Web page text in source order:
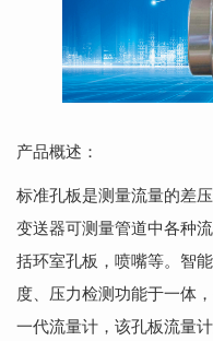
产品概述：
标准孔板是测量流量的差
变送器可测量管道中各种
括环室孔板，喷嘴等。智
度、压力检测功能于一体
一代流量计，该孔板流量